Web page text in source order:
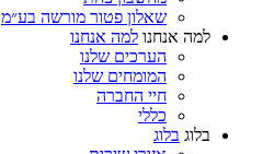
שאלון פטור מורשה בע״מ
למה אנחנו למה אנחנו
הערכים שלנו
המומחים שלנו
חיי החברה
כללי
בלוג בלוג